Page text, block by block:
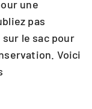
une
pas
le sac pour
Voici